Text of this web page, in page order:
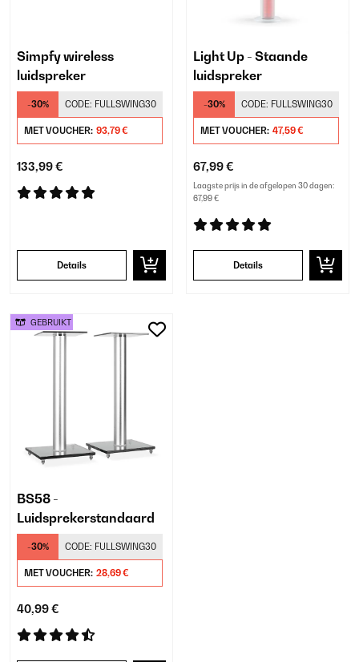
Simpfy wireless
luidspreker
-30% CODE: FULLSWING30
MET VOUCHER: 93,79 €
133,99 €
Details
Light Up - Staande
luidspreker
-30% CODE: FULLSWING30
MET VOUCHER: 47,59 €
67,99 €
Laagste prijs in de afgelopen 30 dagen:
67,99 €
Details
BS58 -
Luidsprekerstandaard
-30% CODE: FULLSWING30
MET VOUCHER: 28,69 €
40,99 €
GEBRUIKT